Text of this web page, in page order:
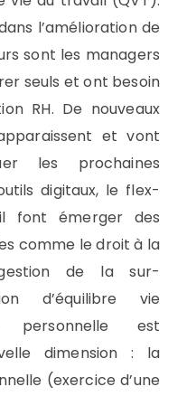
l’amélioration de
sont les managers
seuls et ont besoin
RH. De nouveaux
et vont
les prochaines
digitaux, le flex-
font émerger des
comme le droit à la
de la sur-
d’équilibre vie
personnelle est
dimension : la
(exercice d’une